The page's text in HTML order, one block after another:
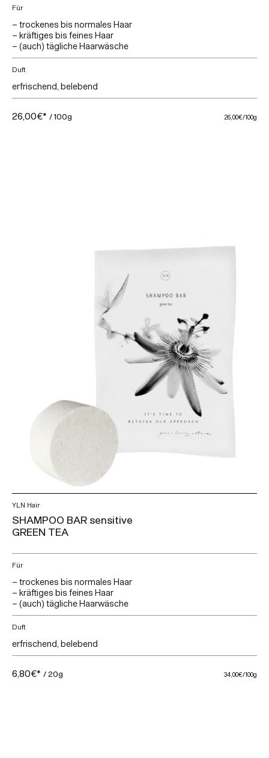
Für
– trockenes bis normales Haar
– kräftiges bis feines Haar
– (auch) tägliche Haarwäsche
Duft
erfrischend, belebend
26,00€* / 100g 26,00€/100g
YLN Hair
SHAMPOO BAR sensitive
GREEN TEA
Für
– trockenes bis normales Haar
– kräftiges bis feines Haar
– (auch) tägliche Haarwäsche
Duft
erfrischend, belebend
6,80€* / 20g 34,00€/100g